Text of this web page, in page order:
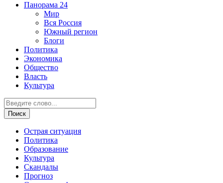
Панорама 24
Мир
Вся Россия
Южный регион
Блоги
Политика
Экономика
Общество
Власть
Культура
Острая ситуация
Политика
Образование
Культура
Скандалы
Прогноз